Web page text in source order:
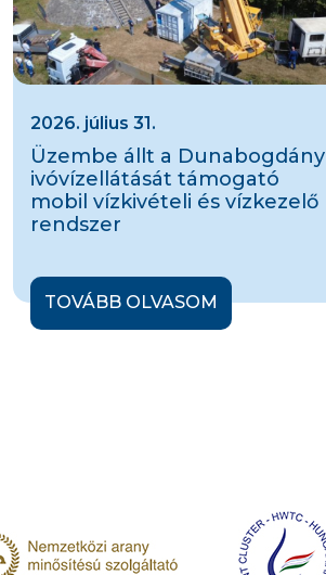
2026. július 31.
Üzembe állt a Dunabogdány
ivóvízellátását támogató
mobil vízkivételi és vízkezelő
rendszer
TOVÁBB OLVASOM